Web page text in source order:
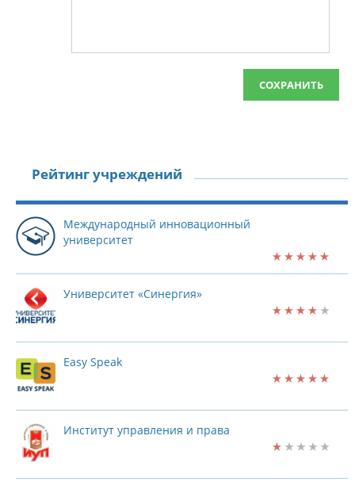
СОХРАНИТЬ
Рейтинг учреждений
Международный инновационный
университет
Университет «Синергия»
Easy Speak
Институт управления и права